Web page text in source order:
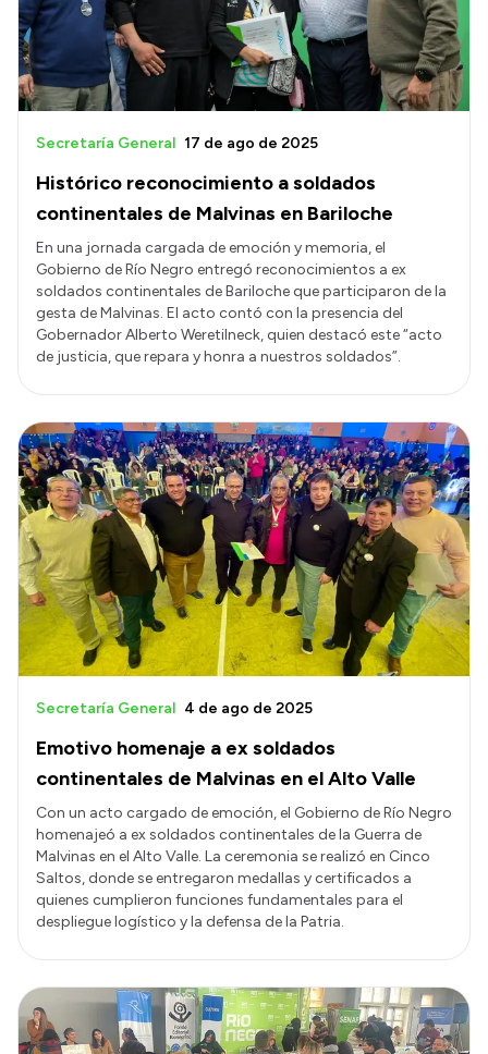
Histórico reconocimiento a soldados
continentales de Malvinas en Bariloche
Secretaría General 17 de ago de 2025
En una jornada cargada de emoción y memoria, el
Gobierno de Río Negro entregó reconocimientos a ex
soldados continentales de Bariloche que participaron de la
gesta de Malvinas. El acto contó con la presencia del
Gobernador Alberto Weretilneck, quien destacó este “acto
de justicia, que repara y honra a nuestros soldados”.
Emotivo homenaje a ex soldados
continentales de Malvinas en el Alto Valle
Secretaría General 4 de ago de 2025
Con un acto cargado de emoción, el Gobierno de Río Negro
homenajeó a ex soldados continentales de la Guerra de
Malvinas en el Alto Valle. La ceremonia se realizó en Cinco
Saltos, donde se entregaron medallas y certificados a
quienes cumplieron funciones fundamentales para el
despliegue logístico y la defensa de la Patria.